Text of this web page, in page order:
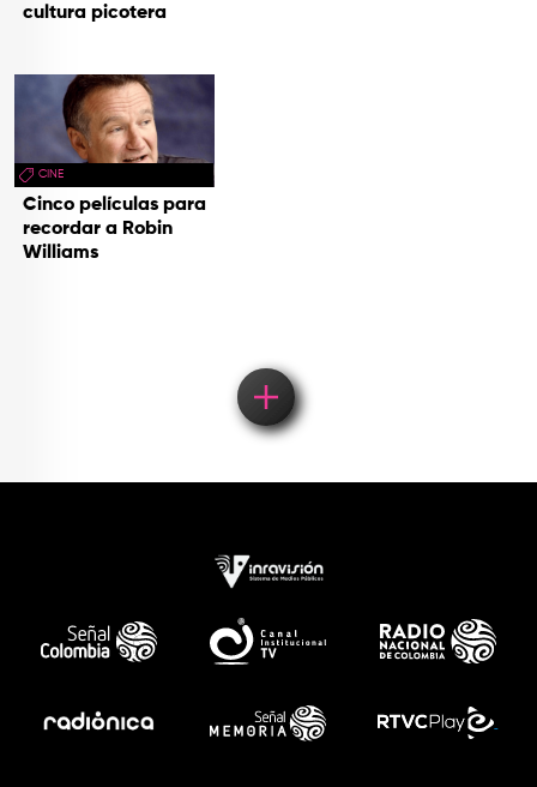
cultura picotera
CINE
Cinco películas para
recordar a Robin
Williams